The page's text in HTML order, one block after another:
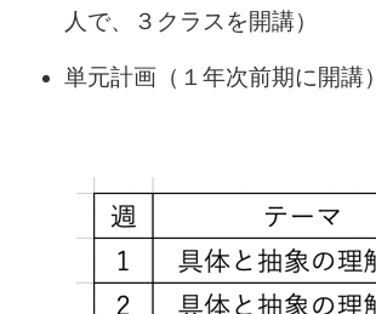
人で、３クラスを開講）
単元計画（１年次前期に開講）